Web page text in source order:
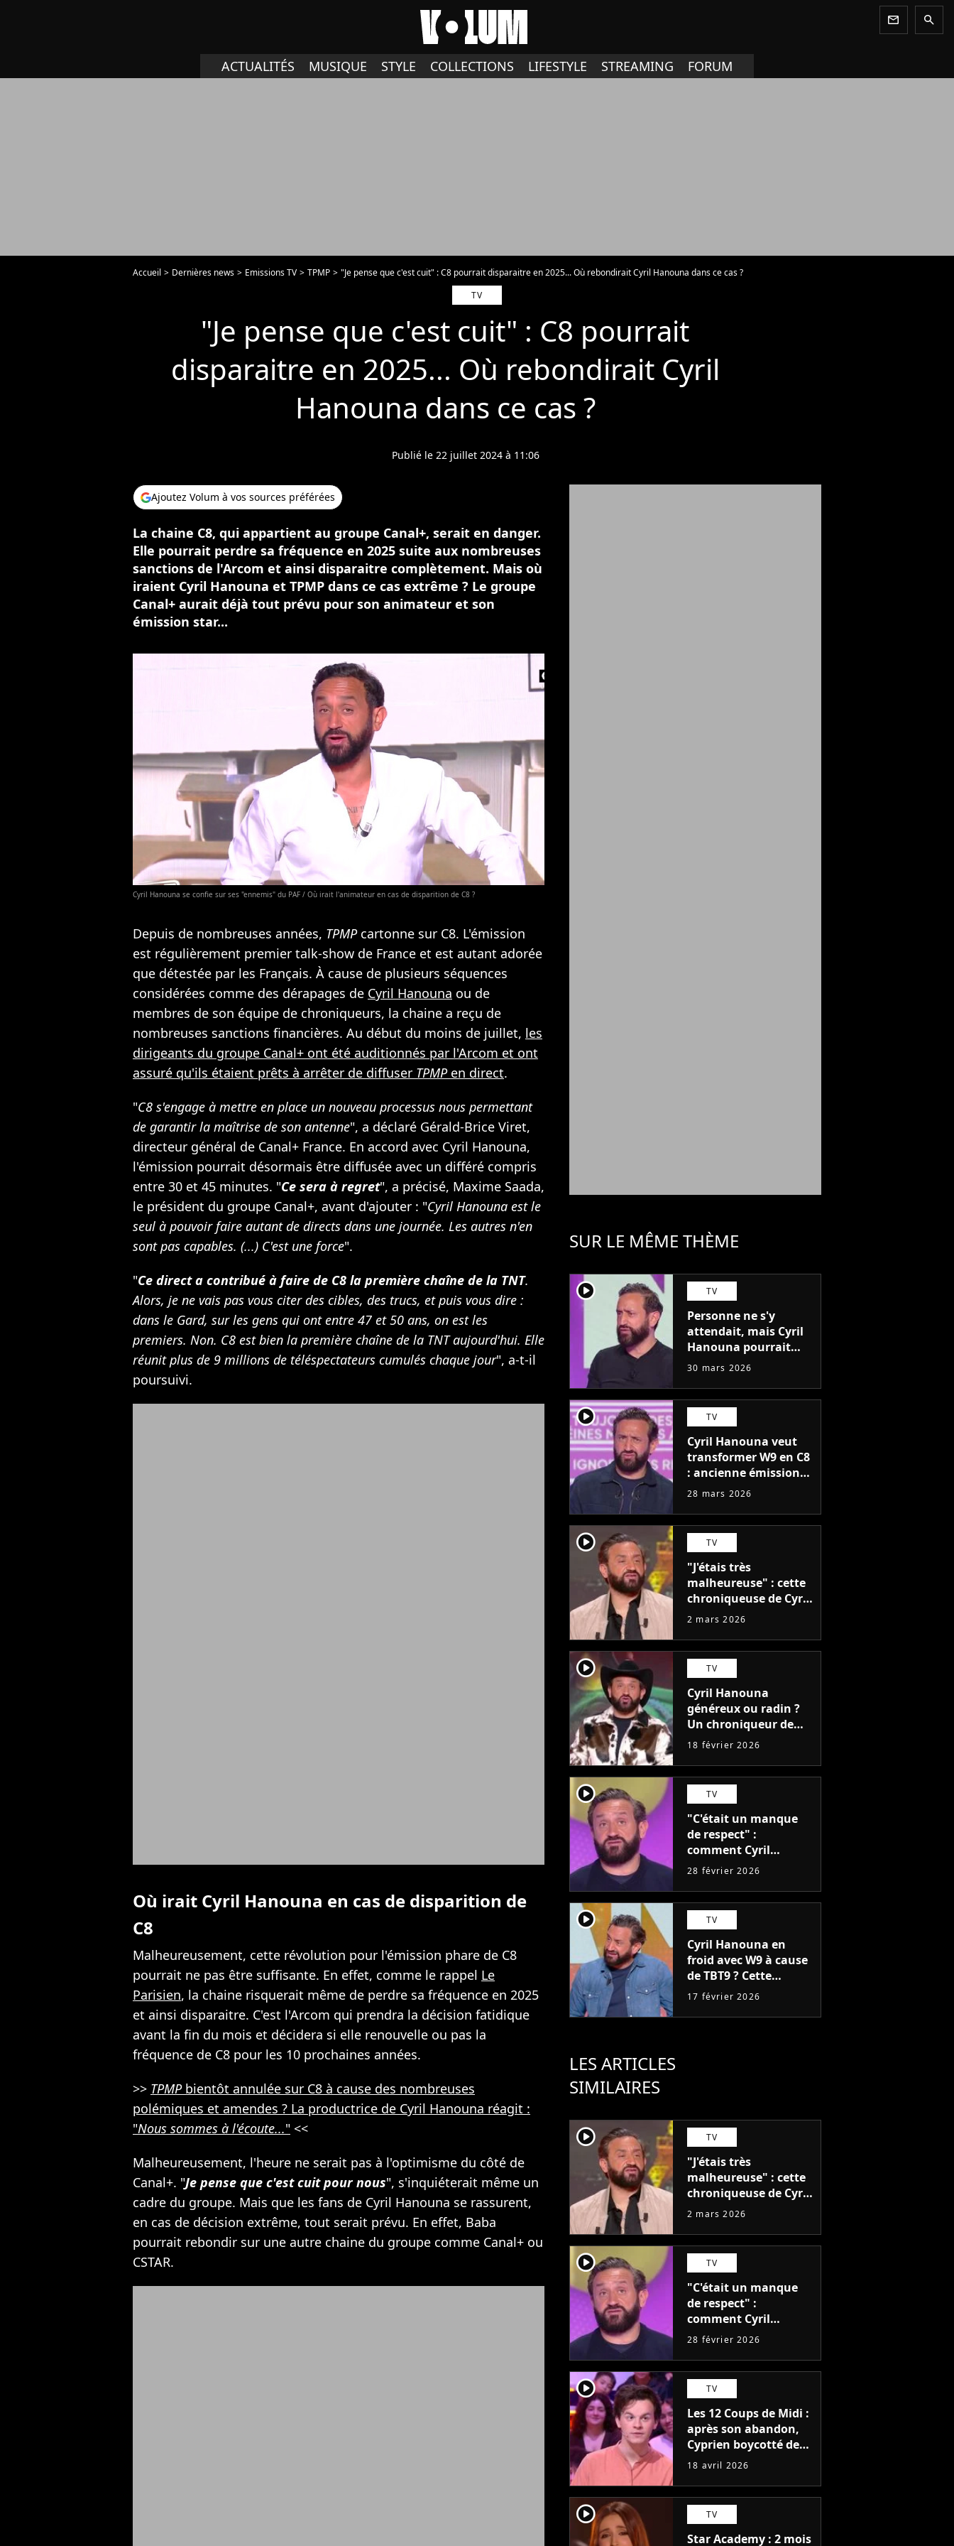
newsletter search
ACTUALITÉS MUSIQUE STYLE COLLECTIONS LIFESTYLE STREAMING FORUM
Accueil Dernières news Emissions TV TPMP
"Je pense que c'est cuit" : C8 pourrait disparaitre en 2025... Où rebondirait Cyril Hanouna dans ce cas ?
TV
"Je pense que c'est cuit" : C8 pourrait
disparaitre en 2025... Où rebondirait Cyril
Hanouna dans ce cas ?
Publié le 22 juillet 2024 à 11:06
Ajoutez Volum à vos sources préférées
La chaine C8, qui appartient au groupe Canal+, serait en danger.
Elle pourrait perdre sa fréquence en 2025 suite aux nombreuses
sanctions de l'Arcom et ainsi disparaitre complètement. Mais où
iraient Cyril Hanouna et TPMP dans ce cas extrême ? Le groupe
Canal+ aurait déjà tout prévu pour son animateur et son
émission star...
Cyril Hanouna se confie sur ses "ennemis" du PAF / Où irait l'animateur en cas de disparition de C8 ?
Depuis de nombreuses années, TPMPcartonne sur C8. L'émission
est régulièrement premier talk-show de France et est autant adorée
que détestée par les Français. À cause de plusieurs séquences
considérées comme des dérapages de Cyril Hanouna ou de
membres de son équipe de chroniqueurs, la chaine a reçu de
nombreuses sanctions financières. Au début du moins de juillet, les
dirigeants du groupe Canal+ ont été auditionnés par l'Arcom et ont
assuré qu'ils étaient prêts à arrêter de diffuser TPMPen direct.
"C8 s'engage à mettre en place un nouveau processus nous permettant
de garantir la maîtrise de son antenne", a déclaré Gérald-Brice Viret,
directeur général de Canal+ France. En accord avec Cyril Hanouna,
l'émission pourrait désormais être diffusée avec un différé compris
entre 30 et 45 minutes. "Ce sera à regret", a précisé, Maxime Saada,
le président du groupe Canal+, avant d'ajouter : "Cyril Hanouna est le
seul à pouvoir faire autant de directs dans une journée. Les autres n'en
sont pas capables. (...) C'est une force".
"Ce direct a contribué à faire de C8 la première chaîne de la TNT.
Alors, je ne vais pas vous citer des cibles, des trucs, et puis vous dire :
dans le Gard, sur les gens qui ont entre 47 et 50 ans, on est les
premiers. Non. C8 est bien la première chaîne de la TNT aujourd'hui. Elle
réunit plus de 9 millions de téléspectateurs cumulés chaque jour", a-t-il
poursuivi.
Où irait Cyril Hanouna en cas de disparition de
C8
Malheureusement, cette révolution pour l'émission phare de C8
pourrait ne pas être suffisante. En effet, comme le rappel Le
Parisien, la chaine risquerait même de perdre sa fréquence en 2025
et ainsi disparaitre. C'est l'Arcom qui prendra la décision fatidique
avant la fin du mois et décidera si elle renouvelle ou pas la
fréquence de C8 pour les 10 prochaines années.
>> TPMPbientôt annulée sur C8 à cause des nombreuses
polémiques et amendes ? La productrice de Cyril Hanouna réagit :
"Nous sommes à l'écoute..." <<
Malheureusement, l'heure ne serait pas à l'optimisme du côté de
Canal+. "Je pense que c'est cuit pour nous", s'inquiéterait même un
cadre du groupe. Mais que les fans de Cyril Hanouna se rassurent,
en cas de décision extrême, tout serait prévu. En effet, Baba
pourrait rebondir sur une autre chaine du groupe comme Canal+ ou
CSTAR.
SUR LE MÊME THÈME
player2 TV
Personne ne s'y
attendait, mais Cyril
Hanouna pourrait
bientôt débarquer sur
TBT9)
30 mars 2026
player2 TV
Cyril Hanouna veut
transformer W9 en C8
: ancienne émission
de retour et nouveau
28 mars 2026
player2 TV
"J'étais très
malheureuse" : cette
chroniqueuse de Cyril
Hanouna détestait
mais est restée "pour
l'argent"
2 mars 2026
player2 TV
Cyril Hanouna
généreux ou radin ?
Un chroniqueur de
TBT9 dévoile son
18 février 2026
player2 TV
"C'était un manque
de respect" :
comment Cyril
Hanouna a trahi une
TPMP
28 février 2026
player2 TV
Cyril Hanouna en
froid avec W9 à cause
de TBT9 ? Cette
décision qu'il ne
quand même bizarre"
17 février 2026
LES ARTICLES
SIMILAIRES
player2 TV
"J'étais très
malheureuse" : cette
chroniqueuse de Cyril
Hanouna détestait
mais est restée "pour
l'argent"
2 mars 2026
player2 TV
"C'était un manque
de respect" :
comment Cyril
Hanouna a trahi une
TPMP
28 février 2026
player2 TV
Les 12 Coups de Midi :
après son abandon,
Cyprien boycotté des
primes ? "Vous ne le
18 avril 2026
player2 TV
Star Academy : 2 mois